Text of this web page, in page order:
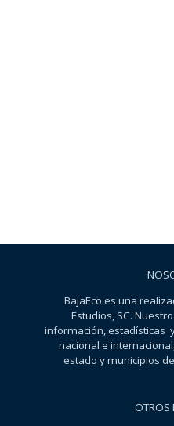
BajaEco es una
Estudios, SC.
información, estadísticas
nacional e
estado y municipios
OTROS